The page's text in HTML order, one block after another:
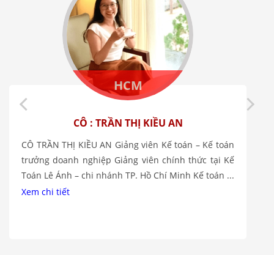
HCM
CÔ : TRẦN THỊ KIỀU AN
CÔ TRẦN THỊ KIỀU AN Giảng viên Kế toán – Kế toán
trưởng doanh nghiệp Giảng viên chính thức tại Kế
Toán Lê Ánh – chi nhánh TP. Hồ Chí Minh Kế toán ...
Xem chi tiết